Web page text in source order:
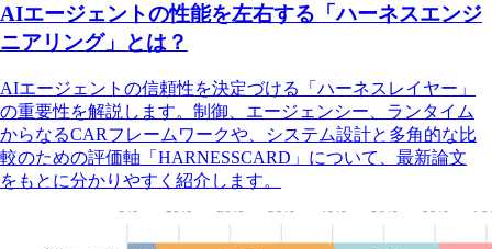
AIエージェントの性能を左右する「ハーネスエンジ
ニアリング」とは？
AIエージェントの信頼性を決定づける「ハーネスレイヤー」
の重要性を解説します。制御、エージェンシー、ランタイム
からなるCARフレームワークや、システム設計と多角的な比
較のための評価軸「HARNESSCARD」について、最新論文
をもとに分かりやすく紹介します。